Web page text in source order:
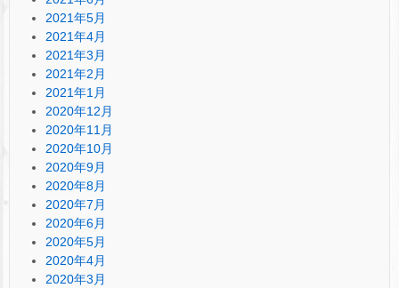
2021年5月
2021年4月
2021年3月
2021年2月
2021年1月
2020年12月
2020年11月
2020年10月
2020年9月
2020年8月
2020年7月
2020年6月
2020年5月
2020年4月
2020年3月